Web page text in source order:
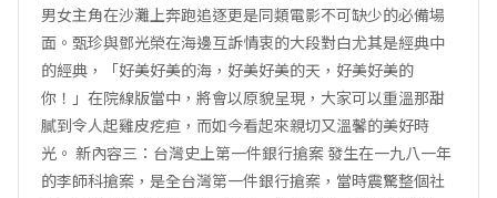
男女主角在沙灘上奔跑追逐更是同類電影不可缺少的必備場
面。甄珍與鄧光榮在海邊互訴情衷的大段對白尤其是經典中
的經典，「好美好美的海，好美好美的天，好美好美的
你！」在院線版當中，將會以原貌呈現，大家可以重溫那甜
膩到令人起雞皮疙疸，而如今看起來親切又溫馨的美好時
光。 新內容三：台灣史上第一件銀行搶案 發生在一九八一年
的李師科搶案，是全台灣第一件銀行搶案，當時震驚整個社